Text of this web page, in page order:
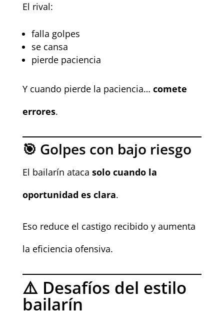
El rival:
falla golpes
se cansa
pierde paciencia
Y cuando pierde la paciencia… comete
errores.
🎯 Golpes con bajo riesgo
El bailarín ataca solo cuando la
oportunidad es clara.
Eso reduce el castigo recibido y aumenta
la eficiencia ofensiva.
⚠️ Desafíos del estilo
bailarín